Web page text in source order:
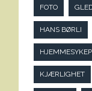
FOTO
HANS BØRLI
KJÆRLIGHET